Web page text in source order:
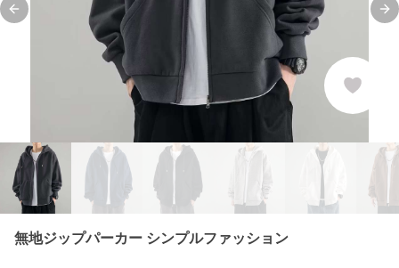
Previous slide
無地ジップパーカー シンプルファッション